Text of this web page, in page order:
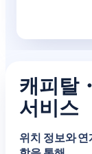
캐피탈
서비스
위치 정보와